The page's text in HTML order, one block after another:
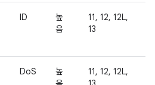
ID
높
음
11, 12, 12L,
13
DoS
높
11, 12, 12L,